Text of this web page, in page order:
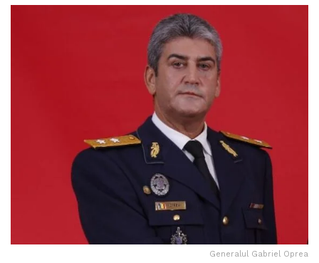
Generalul Gabriel Oprea